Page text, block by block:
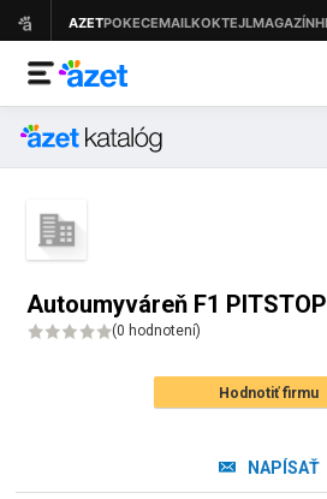
Autoumyváreň F1 PITSTOP
(0 hodnotení)
Hodnotiť firmu
NAPÍSAŤ